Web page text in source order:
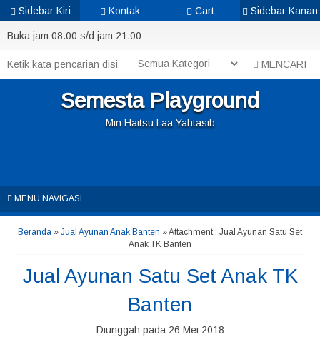
Buka jam 08.00 s/d jam 21.00
MENCARI
Semesta Playground
Min Haitsu Laa Yahtasib
MENU NAVIGASI
Beranda » Jual Ayunan Anak Banten » Attachment : Jual Ayunan Satu Set
Anak TK Banten
Jual Ayunan Satu Set Anak TK
Banten
Diunggah pada 26 Mei 2018
Sidebar Kiri Kontak Cart Sidebar Kanan